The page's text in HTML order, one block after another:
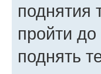
поднятия
пройти
поднять